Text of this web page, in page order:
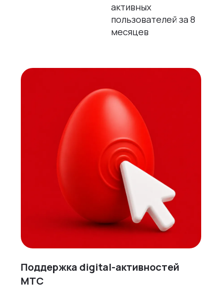
активных
пользователей за 8
месяцев
Поддержка digital-активностей
МТС